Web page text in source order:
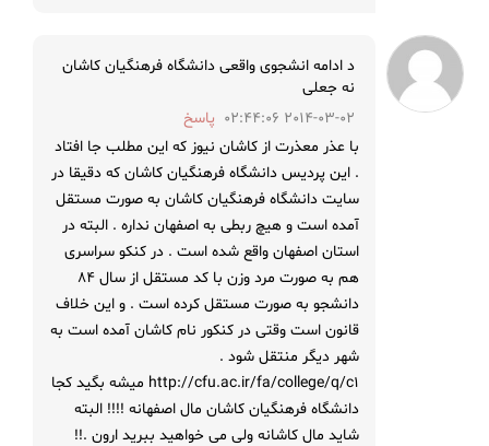
د ادامه انشجوی واقعی دانشگاه فرهنگیان کاشان
نه جعلی
2014-03-02 02:44:06
پاسخ
با عذر معذرت از کاشان نیوز که این مطلب جا افتاد
. این پردیس دانشگاه فرهنگیان کاشان که دقیقا در
سایت دانشگاه فرهنگیان کاشان به صورت مستقل
آمده است و هیچ ربطی به اصفهان نداره . البته در
استان اصفهان واقع شده است . در کنکو سراسری
هم به صورت مرد وزن با کد مستقل از سال 84
دانشجو به صورت مستقل کرده است . و این خلاف
قانون است وقتی در کنکور نام کاشان آمده است به
شهر دیگر منتقل شود .
http://cfu.ac.ir/fa/college/q/c1 میشه بگید کجا
دانشگاه فرهنگیان کاشان مال اصفهانه !!!! البته
شاید مال کاشانه ولی می خواهید ببرید ارون .!!